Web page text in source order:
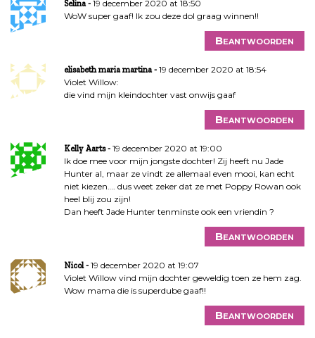
Selina
19 december 2020 at 18:50
WoW super gaaf! Ik zou deze dol graag winnen!!
Beantwoorden
elisabeth maria martina
19 december 2020 at 18:54
Violet Willow:
die vind mijn kleindochter vast onwijs gaaf
Beantwoorden
Kelly Aarts
19 december 2020 at 19:00
Ik doe mee voor mijn jongste dochter! Zij heeft nu Jade
Hunter al, maar ze vindt ze allemaal even mooi, kan echt
niet kiezen…. dus weet zeker dat ze met Poppy Rowan ook
heel blij zou zijn!
Dan heeft Jade Hunter tenminste ook een vriendin ?
Beantwoorden
Nicol
19 december 2020 at 19:07
Violet Willow vind mijn dochter geweldig toen ze hem zag.
Wow mama die is superdube gaaf!!
Beantwoorden